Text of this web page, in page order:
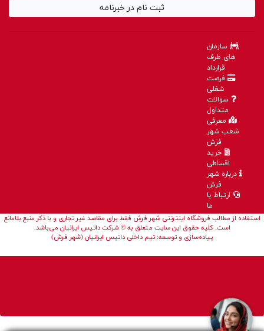
ثبت نام در خبرنامه
سازمان
های طرف
قرارداد
فرصت
شغلی
سوالات
متداول
معرفی
شعب شهر
فرش
خرید
اقساطی
درباره شهر
فرش
ارتباط با
ما
استفاده از مطالب فروشگاه اینترنتی شهر فرش فقط برای مقاصد غیر تجاری و با ذکر منبع بلامانع
است. کلیه حقوق این سایت متعلق به © شرکت داتیس ایرانیان می‌باشد.
پیاده‌سازی و توسعه: تیم داخلی داتیس ایرانیان (شهر فرش)